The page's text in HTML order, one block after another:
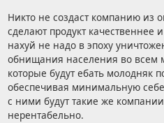
Никто не создаст компанию из
сделают продукт
нахуй не надо в эпоху
обнищания населения во всем
которые будут ебать молодняк
обеспечивая минимальную
с ними будут такие же
нерентабельно.